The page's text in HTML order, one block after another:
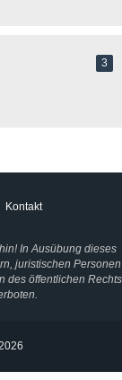
3
Kontakt
In Ausübung dieses
juristischen Personen
des öffentlichen Rechts